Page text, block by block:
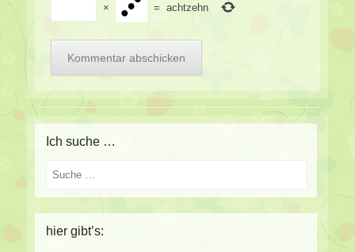
× = achtzehn
Ich suche …
Suche
hier gibt’s: